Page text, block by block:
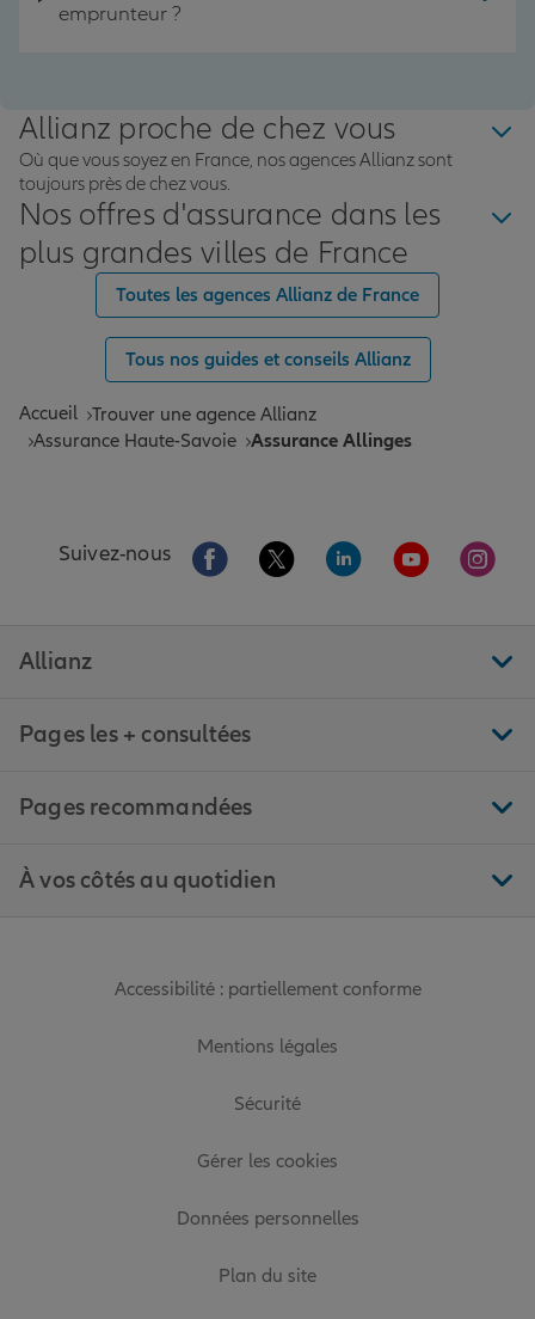
emprunteur ?
Allianz proche de chez vous
Où que vous soyez en France, nos agences Allianz sont
toujours près de chez vous.
Nos offres d'assurance dans les
plus grandes villes de France
Toutes les agences Allianz de France
Tous nos guides et conseils Allianz
Accueil Trouver une agence Allianz
Assurance Haute-Savoie Assurance Allinges
Suivez-nous Aller sur la page Facebook de Allianz
Aller sur la page Twitter de
Aller sur la page
Aller sur la
Aller
Allianz
Pages les + consultées
Pages recommandées
À vos côtés au quotidien
Accessibilité : partiellement conforme
Mentions légales
Sécurité
Gérer les cookies
Données personnelles
Plan du site